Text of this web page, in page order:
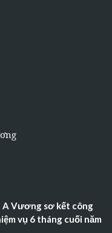
A Vương sơ kết công
vụ 6 tháng cuối năm